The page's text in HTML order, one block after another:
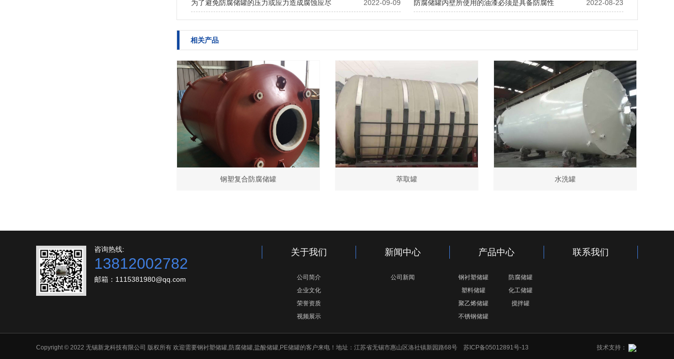
2022-09-09
为了避免防腐储罐的压力或应力造成腐蚀应尽 2022-08-23
防腐储罐内壁所使用的油漆必须是具备防腐性
相关产品
钢塑复合防腐储罐 萃取罐 水洗罐
咨询热线:
13812002782
邮箱：1115381980@qq.com
关于我们
公司简介
企业文化
荣誉资质
视频展示
新闻中心
公司新闻
产品中心
钢衬塑储罐
防腐储罐
塑料储罐
化工储罐
聚乙烯储罐
搅拌罐
不锈钢储罐
联系我们
Copyright © 2022 无锡新龙科技有限公司 版权所有 欢迎需要钢衬塑储罐,防腐储罐,盐酸储罐,PE储罐的客户来电！地址：江苏省无锡市惠山区洛社镇新园路68号 苏ICP备05012891号-13 技术支持：